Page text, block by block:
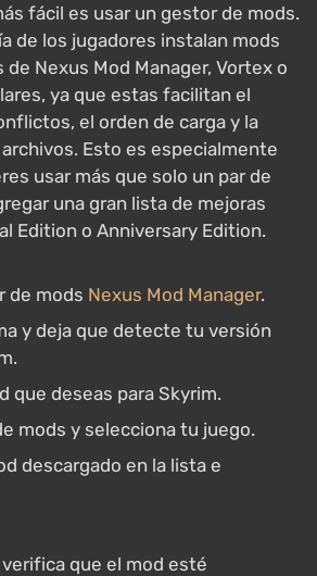
fácil es usar un gestor de mods.
de los jugadores instalan mods
Nexus Mod Manager, Vortex o
ya que estas facilitan el
el orden de carga y la
Esto es especialmente
usar más que solo un par de
una gran lista de mejoras
Edition o Anniversary Edition.
de mods Nexus Mod Manager.
y deja que detecte tu versión
que deseas para Skyrim.
mods y selecciona tu juego.
descargado en la lista e
que el mod esté